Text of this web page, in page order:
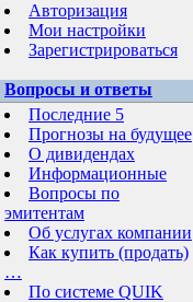
Авторизация
Мои настройки
Зарегистрироваться
Вопросы и ответы
Последние 5
Прогнозы на будущее
О дивидендах
Информационные
Вопросы по
эмитентам
Об услугах компании
Как купить (продать)
…
По системе QUIK